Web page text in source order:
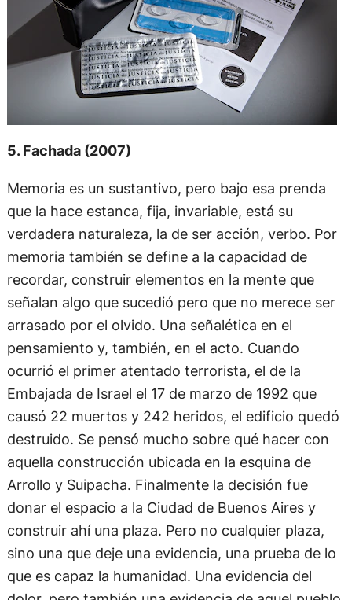
5. Fachada (2007)
Memoria es un sustantivo, pero bajo esa prenda
que la hace estanca, fija, invariable, está su
verdadera naturaleza, la de ser acción, verbo. Por
memoria también se define a la capacidad de
recordar, construir elementos en la mente que
señalan algo que sucedió pero que no merece ser
arrasado por el olvido. Una señalética en el
pensamiento y, también, en el acto. Cuando
ocurrió el primer atentado terrorista, el de la
Embajada de Israel el 17 de marzo de 1992 que
causó 22 muertos y 242 heridos, el edificio quedó
destruido. Se pensó mucho sobre qué hacer con
aquella construcción ubicada en la esquina de
Arrollo y Suipacha. Finalmente la decisión fue
donar el espacio a la Ciudad de Buenos Aires y
construir ahí una plaza. Pero no cualquier plaza,
sino una que deje una evidencia, una prueba de lo
que es capaz la humanidad. Una evidencia del